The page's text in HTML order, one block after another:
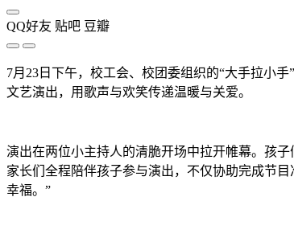
QQ好友 贴吧 豆瓣
7月23日下午，校工会、校团委组织的“大手拉小
文艺演出，用歌声与欢笑传递温暖与关爱。
演出在两位小主持人的清脆开场中拉开帷幕。孩
家长们全程陪伴孩子参与演出，不仅协助完成节
幸福。”